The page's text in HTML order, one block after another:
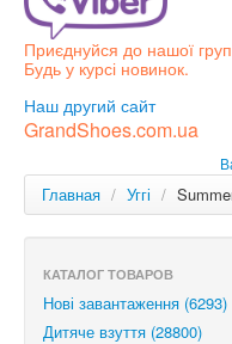
Таблиця розмірів
Вхід для покупця
Приєднуйся до нашої
Будь у курсі новинок.
Наш другий сайт
GrandShoes.com.ua
Главная / Уггі /
КАТАЛОГ ТОВАРОВ
Нові завантаження (6293)
Дитяче взуття (28800)